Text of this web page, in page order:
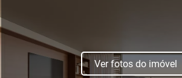
Ver fotos do imóvel